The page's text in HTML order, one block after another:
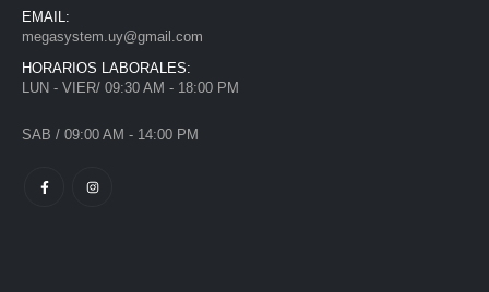
EMAIL:
megasystem.uy@gmail.com
HORARIOS LABORALES:
LUN - VIER/ 09:30 AM - 18:00 PM
SAB / 09:00 AM - 14:00 PM